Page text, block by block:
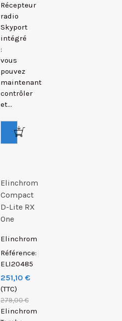
Récepteur
radio
Skyport
intégré
:
vous
pouvez
maintenant
contrôler
et...
Elinchrom
Compact
D-Lite RX
One
Elinchrom
Référence:
ELI20485
251,10 €
(TTC)
279,00 €
Elinchrom